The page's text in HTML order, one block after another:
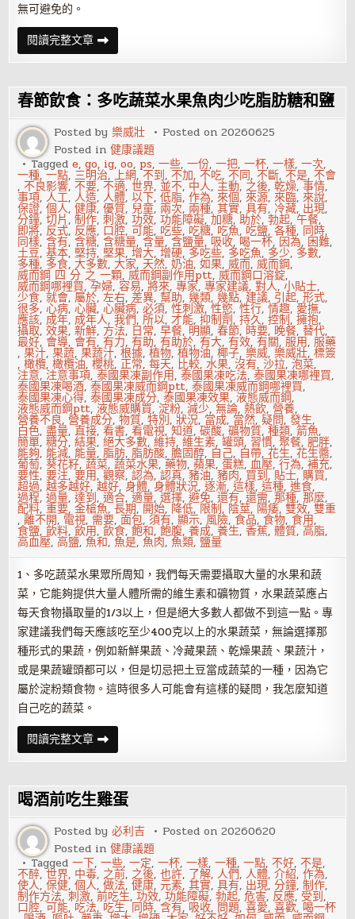
無可避免的。
閱讀完整文章吃
宵
夜
發
胖
嗎？
吃
宵
夜
的
危
害
春節飲食：多吃蔬菜水果魚肉少吃脂肪糖和鹽
Posted by樂威壯 Posted on20260625
Posted in健康議題
Taggede,go, ig,oo, ps,一些,一份,一把,一杯,一樣,一次,
一種,一點, 三明治,上網,不到,不加,不吃,不同,不斷,不是,不會
,不良影響,不要,不適,世界,並不, 中人,主動, 之後,乾燥,事情,
事項,人工,人造,人體,以下,低脂,作為,來個,來源,來臨,來說,
保證,個人,健康,優質, 兒童, 兩次, 兩種,其實,具有, 冷藏, 出現,
分鐘,切片,制作,刺激,功效,功能障礙,加糖,助於,勃起,午餐,
即將, 反式, 反應, 口腔,可能, 吃些, 吃糖, 吃魚, 吃鹽,各種, 同時,
同樣,含有,含糖,含糖量,含量,含鹽量, 吸收, 喝一杯, 因為, 困難,
土豆,基本,堅持,堅果,增大,增硬, 多吃些, 多吃魚, 多少, 多數,
多種, 多食,大多數,大家, 天然,奶油,如果,威而,威而鋼,
威而鋼 四 分 之 一顆,威而鋼副作用ptt,威而鋼口溶錠,
威而鋼哪裡買,孕婦,容易,將來,專家,專家建議,對人,小貼士,
少食,就會,屬於,左右,差異,幫助,幾類,幾點, 建議, 引起,形式,
很多,心病,心臟,心臟病,必須,性刺激,性慾,性行,情趣, 愛撫,
應該, 成年, 成年人,我們,所以,才能,抑制劑,持久,控制,擁抱,
攝取,效果,新鮮, 方法, 日常,早餐, 明顯,春節, 時要, 晚餐,替代,
最好, 會導, 會有,有力,有助,有助於,有大,有效,有關,服用,服藥
,果汁,果蔬,果蔬汁,根據,植物,植物油,椰子,樂威,樂威壯,標簽
,橄欖,橄欖油,櫻桃,正常,每天, 比較,水果,沒有,沙拉,泡菜,
注意, 注意事項,泰國果凍副作用,泰國果凍吃法,泰國果凍哪裡買,
泰國果凍喝酒,泰國果凍威而鋼ptt,泰國果凍威而鋼哪裡買,
泰國果凍心得,泰國果凍成分,泰國果凍效果,液態威而鋼,
液態威而鋼ptt,液態威購買, 淀粉,減少,無論,熱飲,營養,
營養不良,營養成分,物質,特別,狀況, 當成, 當然,疑問,發生,
白色,盡量,直接,看書,看電視,知道,碳酸,礦物質,種類,箭魚,
簡單,糖分,結果,絕大多數,維持,維生素,罐頭, 習慣,聚餐,肥胖,
能夠, 能減, 能量,脂肪,脂肪酸,膽固醇, 自己, 自帶,花生,花生醬,
葡萄,葵花籽,蔬菜,蔬菜水果,藥物,蘋果,蛋糕,血壓,行為,補充,
要性,要注,要用,觀察,認為,認真,豬油,豬肉, 買到,貼士,購買,
超過,越多越好,越好,身體,身體狀況,逐漸,這樣,這種,進食,
過程,過量,達到,適合,適量,選擇,避免,還有,還需,那種,那麼,
配料,重要,金槍魚,長期, 開始, 降低, 限制, 陰莖, 陽痿,雙效,雙重
,離不開, 電視, 需要,面包,須有,顯示, 風險,食品,食物,食用,
食鹽,飲料,飲用,飲食,飽和,飽腹,養成,養生,香蕉,體質,高脂,
高血壓,高鹽, 魚和, 魚是, 魚肉, 魚類, 鹽量
1、多吃蔬菜水果眾所周知，我們每天需要攝取大量的水果和蔬
菜，它能夠提供大量人體所需的維生素和礦物質，水果蔬菜應占
每天食物攝取量的1/3以上，但是絕大多數人都做不到這一點。專
家建議我們每天應該吃至少400克以上的水果蔬菜，無論選擇那
種形式的果蔬，例如新鮮果蔬、冷藏果蔬、乾燥果蔬、果蔬汁，
或是果蔬罐頭都可以，但是切忌把土豆當成蔬菜的一種，因為它
屬於淀粉類食物。這時很多人可能會有這樣的疑問，我怎麼知道
自己吃的蔬菜。
閱讀完整文章春
節
飲
多
吃
蔬
菜
水
果
魚
肉
少
吃
脂
肪
喝酒前吃生雞蛋
Posted by必利吉 Posted on20260620
Posted in健康議題
Tagged一下,一些,一定,一杯,一樣,一種,一點,不好,不是,
不醉,世界, 中毒, 之前, 之後,也許, 了解,人們,人體,介紹,作為,
使人,保健,個人,做法,健康,元素,其實,具有, 出現,分鐘,制作,
制作方法,刺激,前吃生,功效,功能障礙,勃起,危害, 反應, 受到,
口腔,可能, 吃法, 吃生, 同時,含有, 吸收, 問題,喜愛,喜歡, 喝一杯